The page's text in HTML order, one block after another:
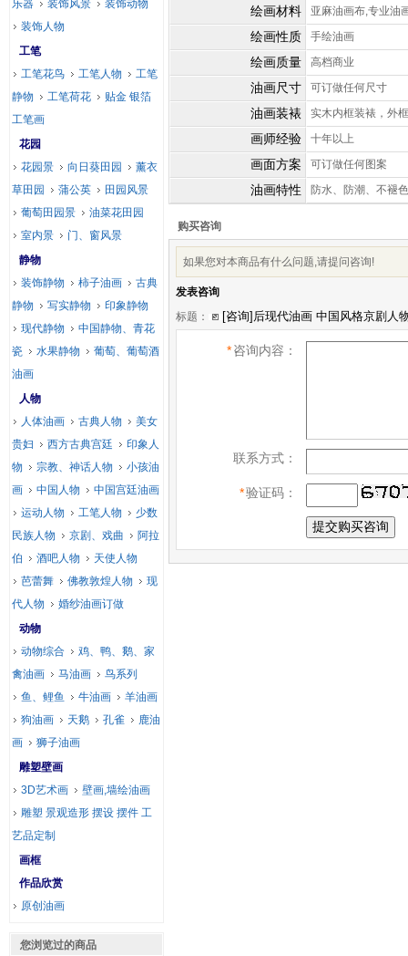
绘画材料 亚麻油画布,专业油
绘画性质 手绘油画
绘画质量 高档商业
油画尺寸 可订做任何尺寸
油画装裱 实木内框装裱，外
画师经验 十年以上
画面方案 可订做任何图案
油画特性 防水、防潮、不褪色
购买咨询
如果您对本商品有什么问题,请提问咨询!
发表咨询
标题：
*咨询内容：
联系方式：
*验证码：
乐器 装饰风景
装饰动物
装饰人物
工笔
工笔花鸟
工笔人物
工笔
静物
工笔荷花
贴金 银箔
工笔画
花园
花园景
向日葵田园
薰衣
草田园
蒲公英
田园风景
葡萄田园景
油菜花田园
室内景
门、窗风景
静物
装饰静物
柿子油画
古典
静物
写实静物
印象静物
现代静物
中国静物、青花
瓷
水果静物
葡萄、葡萄酒
油画
人物
人体油画
古典人物
美女
贵妇
西方古典宫廷
印象人
物
宗教、神话人物
小孩油
画
中国人物
中国宫廷油画
运动人物
工笔人物
少数
民族人物
京剧、戏曲
阿拉
伯
酒吧人物
天使人物
芭蕾舞
佛教敦煌人物
现
代人物
婚纱油画订做
动物
动物综合
鸡、鸭、鹅、家
禽油画
马油画
鸟系列
鱼、鲤鱼
牛油画
羊油画
狗油画
天鹅 孔雀
鹿油
画
狮子油画
雕塑壁画
3D艺术画
壁画,墙绘油画
雕塑 景观造形 摆设 摆件 工
艺品定制
画框
作品欣赏
原创油画
您浏览过的商品